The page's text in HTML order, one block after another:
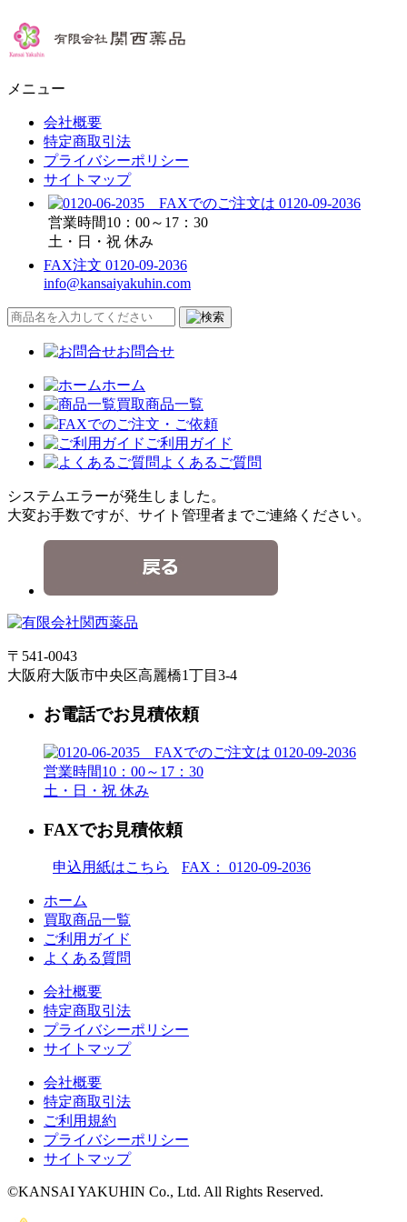
メニュー
会社概要
特定商取引法
プライバシーポリシー
サイトマップ
営業時間10：00～17：30
土・日・祝 休み
FAX注文 0120-09-2036
info@kansaiyakuhin.com
お問合せ
ホーム
買取商品一覧
FAXでのご注文・ご依頼
ご利用ガイド
よくあるご質問
システムエラーが発生しました。
大変お手数ですが、サイト管理者までご連絡ください。
〒541-0043
大阪府大阪市中央区高麗橋1丁目3-4
お電話でお見積依頼
営業時間10：00～17：30
土・日・祝 休み
FAXでお見積依頼
申込用紙はこちら FAX： 0120-09-2036
ホーム
買取商品一覧
ご利用ガイド
よくある質問
会社概要
特定商取引法
プライバシーポリシー
サイトマップ
会社概要
特定商取引法
ご利用規約
プライバシーポリシー
サイトマップ
©KANSAI YAKUHIN Co., Ltd. All Rights Reserved.